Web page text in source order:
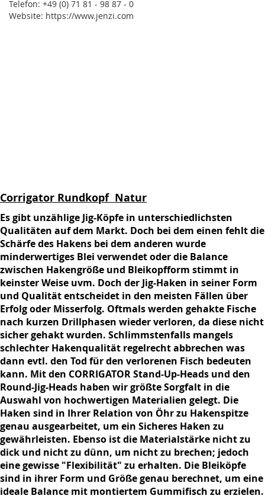
Telefon: +49 (0) 71 81 - 98 87 - 0
Website: https://www.jenzi.com
Corrigator Rundkopf Natur
Es gibt unzählige Jig-Köpfe in unterschiedlichsten
Qualitäten auf dem Markt. Doch bei dem einen fehlt die
Schärfe des Hakens bei dem anderen wurde
minderwertiges Blei verwendet oder die Balance
zwischen Hakengröße und Bleikopfform stimmt in
keinster Weise uvm. Doch der Jig-Haken in seiner Form
und Qualität entscheidet in den meisten Fällen über
Erfolg oder Misserfolg. Oftmals werden gehakte Fische
nach kurzen Drillphasen wieder verloren, da diese nicht
sicher gehakt wurden. Schlimmstenfalls mangels
schlechter Hakenqualität regelrecht abbrechen was
dann evtl. den Tod für den verlorenen Fisch bedeuten
kann. Mit den CORRIGATOR Stand-Up-Heads und den
Round-Jig-Heads haben wir größte Sorgfalt in die
Auswahl von hochwertigen Materialien gelegt. Die
Haken sind in Ihrer Relation von Öhr zu Hakenspitze
genau ausgearbeitet, um ein Sicheres Haken zu
gewährleisten. Ebenso ist die Materialstärke nicht zu
dick und nicht zu dünn, um nicht zu brechen; jedoch
eine gewisse "Flexibilität" zu erhalten. Die Bleiköpfe
sind in ihrer Form und Größe genau berechnet, um eine
ideale Balance mit montiertem Gummifisch zu erzielen.